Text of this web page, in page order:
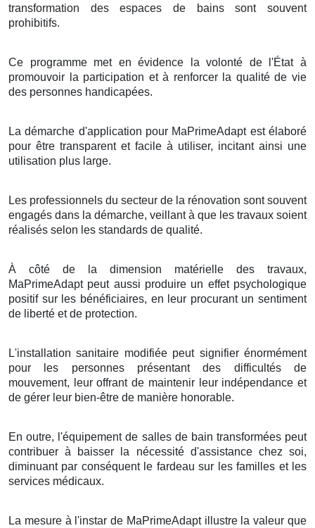
transformation des espaces de bains sont souvent
prohibitifs.
Ce programme met en évidence la volonté de l'État à
promouvoir la participation et à renforcer la qualité de vie
des personnes handicapées.
La démarche d'application pour MaPrimeAdapt est élaboré
pour être transparent et facile à utiliser, incitant ainsi une
utilisation plus large.
Les professionnels du secteur de la rénovation sont souvent
engagés dans la démarche, veillant à que les travaux soient
réalisés selon les standards de qualité.
À côté de la dimension matérielle des travaux,
MaPrimeAdapt peut aussi produire un effet psychologique
positif sur les bénéficiaires, en leur procurant un sentiment
de liberté et de protection.
L'installation sanitaire modifiée peut signifier énormément
pour les personnes présentant des difficultés de
mouvement, leur offrant de maintenir leur indépendance et
de gérer leur bien-être de manière honorable.
En outre, l'équipement de salles de bain transformées peut
contribuer à baisser la nécessité d'assistance chez soi,
diminuant par conséquent le fardeau sur les familles et les
services médicaux.
La mesure à l'instar de MaPrimeAdapt illustre la valeur que